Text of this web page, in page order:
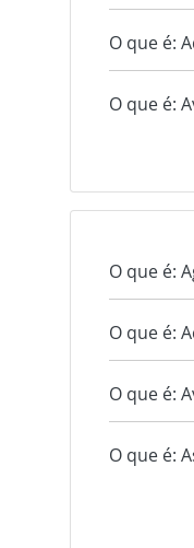
O que é:
O que é:
O que é:
O que é:
O que é:
O que é: